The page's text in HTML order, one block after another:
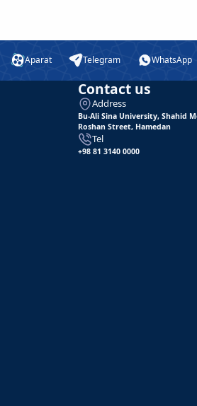
Aparat Telegram WhatsApp
Contact us
Address
Bu-Ali Sina University, Shahid
Roshan Street, Hamedan
Tel
+98 81 3140 0000